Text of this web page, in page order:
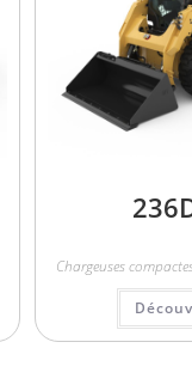
Chargeuses